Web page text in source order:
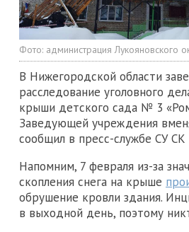
Фото: администрация Лукояновского
В Нижегородской области
расследование уголовного
крыши детского сада № 3
Заведующей учреждения
сообщил в пресс-службе СУ СК
Напомним, 7 февраля из-за
скопления снега на крыше
обрушение кровли здания.
в выходной день, поэтому